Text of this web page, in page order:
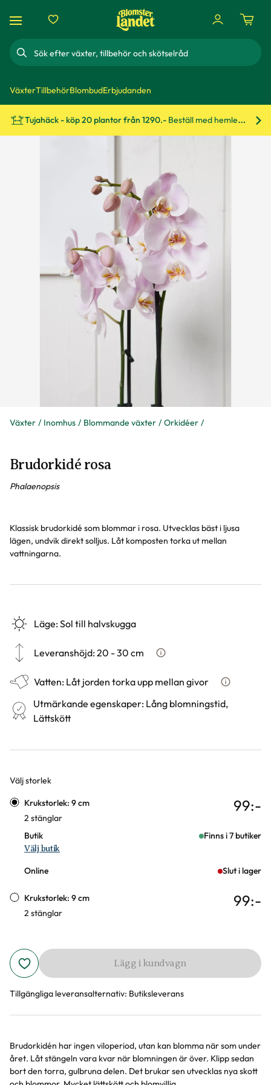
Sök
VäxterTillbehörBlombudErbjudanden
Tujahäck - köp 20 plantor från 1290.- Beställ med hemleverans!
Växter Inomhus Blommande växter Orkidéer
Brudorkidé rosa
Phalaenopsis
Klassisk brudorkidé som blommar i rosa. Utvecklas bäst i ljusa
lägen, undvik direkt solljus. Låt komposten torka ut mellan
vattningarna.
Läge:Sol till halvskugga
Leveranshöjd:20 - 30 cm Hur vi mäter leveranshöjd på
Vatten: Låt jorden torka upp mellan givor Hur ska du
Utmärkande egenskaper: Lång blomningstid,
Lättskött
Välj storlek
Varianter
Krukstorlek: 9 cm
2 stänglar
99:-
Butik Finns i 7 butiker
Välj butik
Online Slut i lager
Krukstorlek: 9 cm
2 stänglar
99:-
Lägg i kundvagn
Tillgängliga leveransalternativ: Butiksleverans
Produktinformation
Brudorkidén har ingen viloperiod, utan kan blomma när som under
året. Låt stängeln vara kvar när blomningen är över. Klipp sedan
bort den torra, gulbruna delen. Det brukar sen utvecklas nya skott